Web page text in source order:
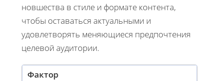
новшества в стиле и формате контента,
чтобы оставаться актуальными и
удовлетворять меняющиеся предпочтения
целевой аудитории.
Фактор